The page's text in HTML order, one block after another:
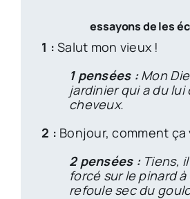
essayons de les
1 : Salut mon vieux !
1 pensées :Mon
jardinier qui a du lui
cheveux.
2 : Bonjour, comment ça
2 pensées :Tiens,
forcé sur le pinard à
refoule sec du